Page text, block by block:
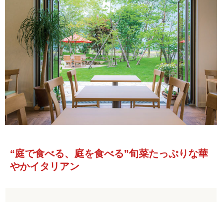
“庭で食べる、庭を食べる”旬菜たっぷりな華
やかイタリアン